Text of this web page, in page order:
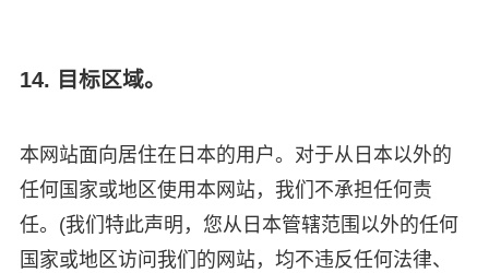
14. 目标区域。
本网站面向居住在日本的用户。对于从日本以外的
任何国家或地区使用本网站，我们不承担任何责
任。(我们特此声明，您从日本管辖范围以外的任何
国家或地区访问我们的网站，均不违反任何法律、